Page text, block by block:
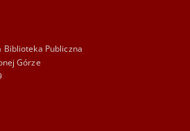
Biblioteka Publiczna
Górze